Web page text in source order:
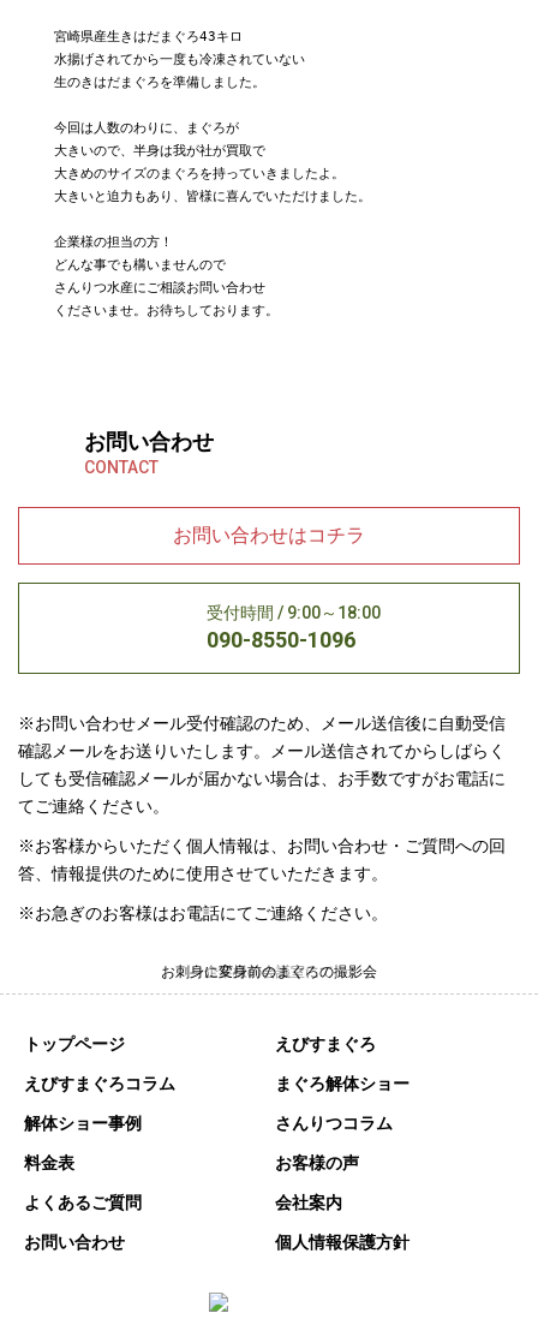
企業様の会議室にて
お刺身に変身前のまぐろの撮影会
宮崎県産生きはだまぐろ43キロ
水揚げされてから一度も冷凍されていない
生のきはだまぐろを準備しました。
今回は人数のわりに、まぐろが
大きいので、半身は我が社が買取で
大きめのサイズのまぐろを持っていきましたよ。
大きいと迫力もあり、皆様に喜んでいただけました。
企業様の担当の方！
どんな事でも構いませんので
さんりつ水産にご相談お問い合わせ
くださいませ。お待ちしております。
お問い合わせ
CONTACT
お問い合わせはコチラ
受付時間 / 9:00～18:00
090-8550-1096
※お問い合わせメール受付確認のため、メール送信後に自動受信
確認メールをお送りいたします。メール送信されてからしばらく
しても受信確認メールが届かない場合は、お手数ですがお電話に
てご連絡ください。
※お客様からいただく個人情報は、お問い合わせ・ご質問への回
答、情報提供のために使用させていただきます。
※お急ぎのお客様はお電話にてご連絡ください。
トップページ えびすまぐろ
えびすまぐろコラム まぐろ解体ショー
解体ショー事例 さんりつコラム
料金表 お客様の声
よくあるご質問 会社案内
お問い合わせ 個人情報保護方針